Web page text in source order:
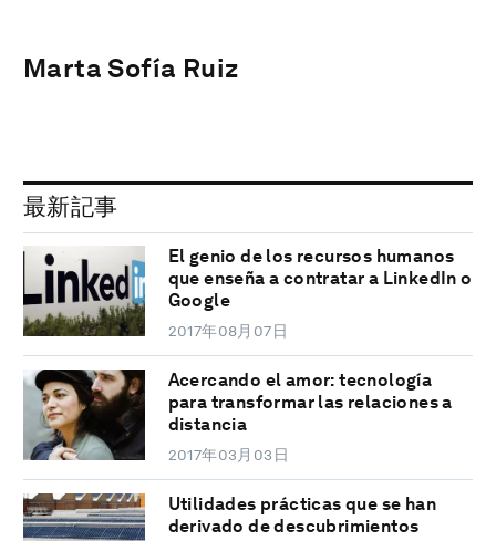
Marta Sofía Ruiz
最新記事
El genio de los recursos humanos
que enseña a contratar a LinkedIn o
Google
2017年08月07日
Acercando el amor: tecnología
para transformar las relaciones a
distancia
2017年03月03日
Utilidades prácticas que se han
derivado de descubrimientos